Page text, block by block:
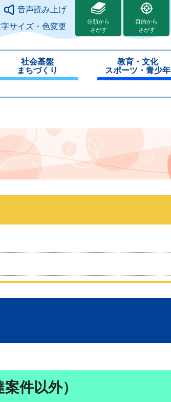
文へ音声読み上げ
サイズ・色変更
分類から
さがす
目的から
さがす
社会基盤
まちづくり
教育・文化
スポーツ・青少年
じ
件以外）